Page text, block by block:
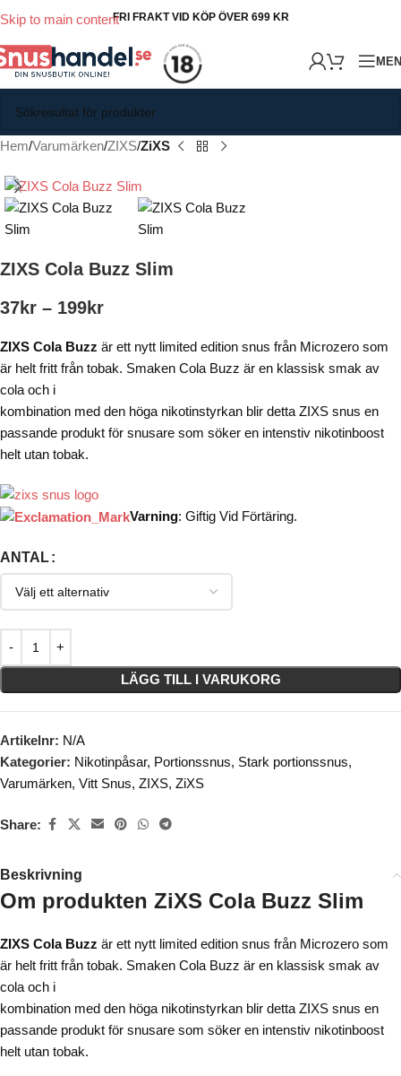
Skip to main contentFRI FRAKT VID KÖP ÖVER 699 KR
Hem Varumärken ZIXS ZiXS
ZIXS Cola Buzz Slim
37kr – 199kr
ZIXS Cola Buzz är ett nytt limited edition snus från Microzero som
är helt fritt från tobak. Smaken Cola Buzz är en klassisk smak av
cola och i
kombination med den höga nikotinstyrkan blir detta ZIXS snus en
passande produkt för snusare som söker en intenstiv nikotinboost
helt utan tobak.
Varning: Giftig Vid Förtäring.
ANTAL
LÄGG TILL I VARUKORG
Artikelnr: N/A
Kategorier: Nikotinpåsar, Portionssnus, Stark portionssnus,
Varumärken, Vitt Snus, ZIXS, ZiXS
Share:
Beskrivning
Om produkten ZiXS Cola Buzz Slim
ZIXS Cola Buzz är ett nytt limited edition snus från Microzero som
är helt fritt från tobak. Smaken Cola Buzz är en klassisk smak av
cola och i
kombination med den höga nikotinstyrkan blir detta ZIXS snus en
passande produkt för snusare som söker en intenstiv nikotinboost
helt utan tobak.